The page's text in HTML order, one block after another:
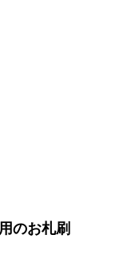
のお札刷